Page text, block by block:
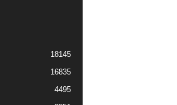
18145
16835
4495